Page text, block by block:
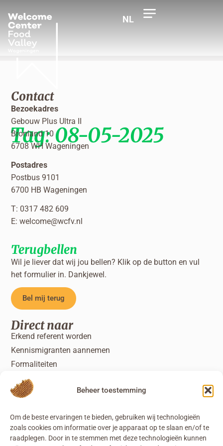
Beheer toestemming
Om de beste ervaringen te bieden, gebruiken wij technologieën
zoals cookies om informatie over je apparaat op te slaan en/of te
raadplegen. Door in te stemmen met deze technologieën kunnen
NL
Tag:08-05-2025
Contact
Bezoekadres
Gebouw Plus Ultra II
Bronland 10
6708 WH Wageningen
Postadres
Postbus 9101
6700 HB Wageningen
T: 0317 482 609
E:welcome@wcfv.nl
Terugbellen
Wil je liever dat wij jou bellen? Klik op de button en vul
het formulier in. Dankjewel.
Bel mij terug
Direct naar
Erkend referent worden
Kennismigranten aannemen
Formaliteiten
Specifieke diensten